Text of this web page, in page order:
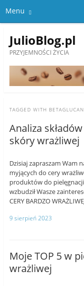
Menu
JulioBlog.pl
PRZYJEMNOŚCI ŻYCIA
TAGGED WITH BETAGLUCAN
Analiza
skóry wrażliwej
Dzisiaj zapraszam Wam
myjących do cery
produktów do
wzbudził Wasze
CERY BARDZO
9 sierpień 2023
Moje TOP 5 w
wrażliwej